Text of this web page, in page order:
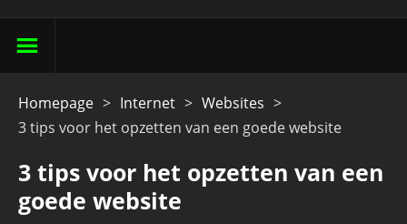
Homepage > Internet > Websites >
3 tips voor het opzetten van een goede website
3 tips voor het opzetten van een
goede website